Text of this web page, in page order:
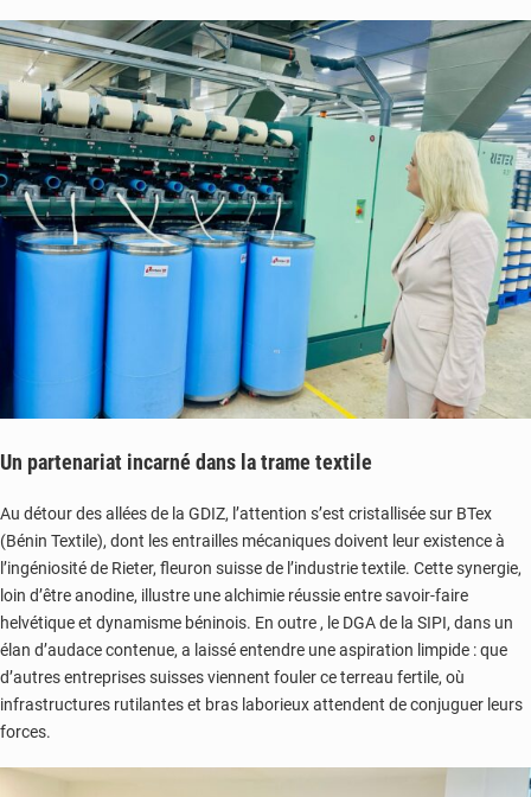
Un partenariat incarné dans la trame textile
Au détour des allées de la GDIZ, l’attention s’est cristallisée sur BTex
(Bénin Textile), dont les entrailles mécaniques doivent leur existence à
l’ingéniosité de Rieter, fleuron suisse de l’industrie textile. Cette synergie,
loin d’être anodine, illustre une alchimie réussie entre savoir-faire
helvétique et dynamisme béninois. En outre , le DGA de la SIPI, dans un
élan d’audace contenue, a laissé entendre une aspiration limpide : que
d’autres entreprises suisses viennent fouler ce terreau fertile, où
infrastructures rutilantes et bras laborieux attendent de conjuguer leurs
forces.